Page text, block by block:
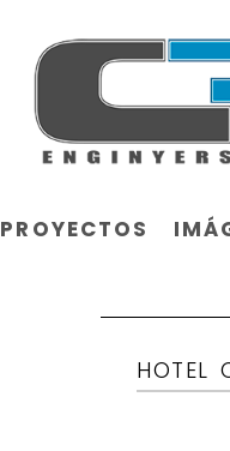
PROYECTOS
HOTEL